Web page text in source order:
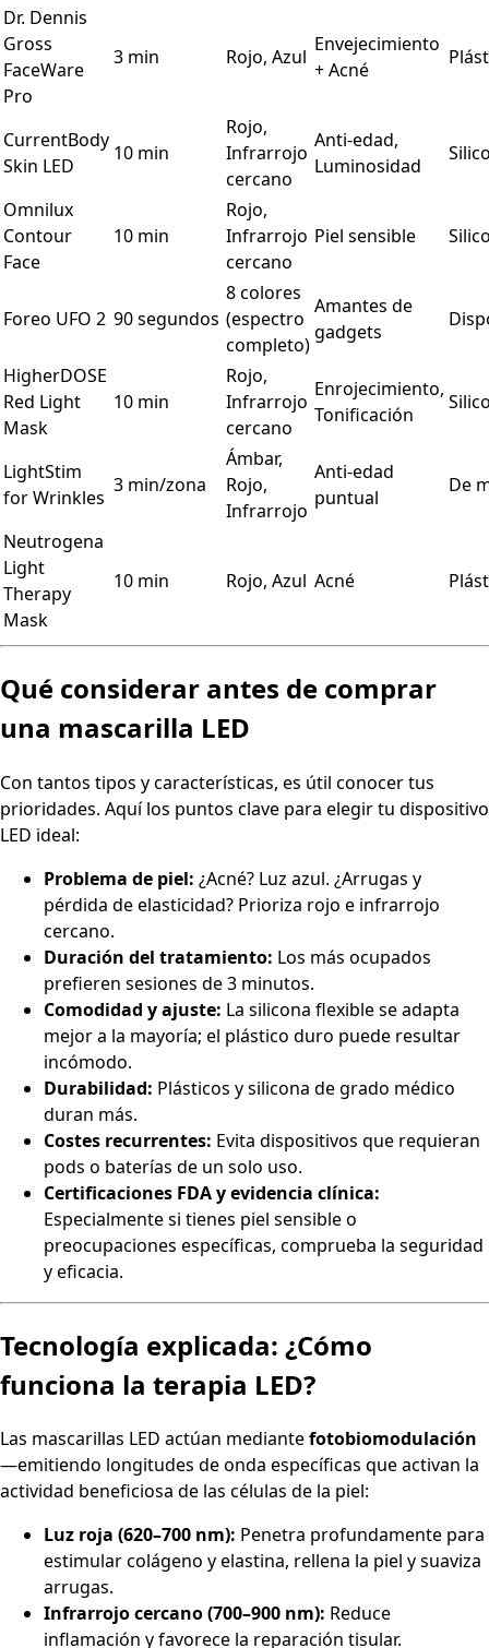
Dr. Dennis
Gross
FaceWare
Pro
3 min Rojo, Azul
Envejecimiento
+ Acné
CurrentBody
Skin LED
10 min
Rojo,
Infrarrojo
cercano
Anti-edad,
Luminosidad
Omnilux
Contour
Face
10 min
Rojo,
Infrarrojo
cercano
Piel sensible
Foreo UFO 2 90 segundos
8 colores
(espectro
completo)
Amantes de
gadgets
HigherDOSE
Red Light
Mask
10 min
Rojo,
Infrarrojo
cercano
Enrojecimiento,
Tonificación
LightStim
for Wrinkles
3 min/zona
Ámbar,
Rojo,
Infrarrojo
Anti-edad
puntual
De
Neutrogena
Light
Therapy
Mask
10 min Rojo, Azul Acné
Qué considerar antes de comprar
una mascarilla LED
Con tantos tipos y características, es útil conocer tus
prioridades. Aquí los puntos clave para elegir tu dispositivo
LED ideal:
Problema de piel: ¿Acné? Luz azul. ¿Arrugas y
pérdida de elasticidad? Prioriza rojo e infrarrojo
cercano.
Duración del tratamiento: Los más ocupados
prefieren sesiones de 3 minutos.
Comodidad y ajuste: La silicona flexible se adapta
mejor a la mayoría; el plástico duro puede resultar
incómodo.
Durabilidad: Plásticos y silicona de grado médico
duran más.
Costes recurrentes: Evita dispositivos que requieran
pods o baterías de un solo uso.
Certificaciones FDA y evidencia clínica:
Especialmente si tienes piel sensible o
preocupaciones específicas, comprueba la seguridad
y eficacia.
Tecnología explicada: ¿Cómo
funciona la terapia LED?
Las mascarillas LED actúan mediantefotobiomodulación
—emitiendo longitudes de onda específicas que activan la
actividad beneficiosa de las células de la piel:
Luz roja (620–700 nm): Penetra profundamente para
estimular colágeno y elastina, rellena la piel y suaviza
arrugas.
Infrarrojo cercano (700–900 nm): Reduce
inflamación y favorece la reparación tisular.